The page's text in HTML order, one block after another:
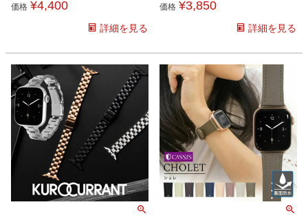
価格 ¥4,400
詳細を見る
価格 ¥3,850
詳細を見る